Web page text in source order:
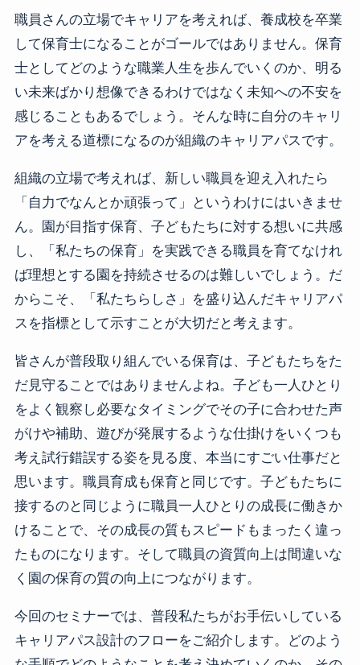
職員さんの立場でキャリアを考えれば、養成校を卒業
して保育士になることがゴールではありません。保育
士としてどのような職業人生を歩んでいくのか、明る
い未来ばかり想像できるわけではなく未知への不安を
感じることもあるでしょう。そんな時に自分のキャリ
アを考える道標になるのが組織のキャリアパスです。
組織の立場で考えれば、新しい職員を迎え入れたら
「自力でなんとか頑張って」というわけにはいきませ
ん。園が目指す保育、子どもたちに対する想いに共感
し、「私たちの保育」を実践できる職員を育てなけれ
ば理想とする園を持続させるのは難しいでしょう。だ
からこそ、「私たちらしさ」を盛り込んだキャリアパ
スを指標として示すことが大切だと考えます。
皆さんが普段取り組んでいる保育は、子どもたちをた
だ見守ることではありませんよね。子ども一人ひとり
をよく観察し必要なタイミングでその子に合わせた声
がけや補助、遊びが発展するような仕掛けをいくつも
考え試行錯誤する姿を見る度、本当にすごい仕事だと
思います。職員育成も保育と同じです。子どもたちに
接するのと同じように職員一人ひとりの成長に働きか
けることで、その成長の質もスピードもまったく違っ
たものになります。そして職員の資質向上は間違いな
く園の保育の質の向上につながります。
今回のセミナーでは、普段私たちがお手伝いしている
キャリアパス設計のフローをご紹介します。どのよう